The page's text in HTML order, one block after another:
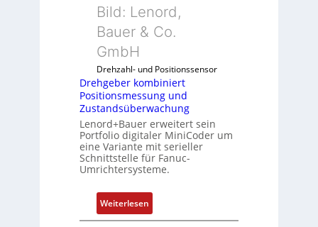
o
m
n
i
e
r
t
P
o
t
Bild: Lenord,
Bauer & Co.
GmbH
Drehzahl- und Positionssensor
Drehgeber kombiniert
Positionsmessung und
Zustandsüberwachung
Lenord+Bauer erweitert sein
Portfolio digitaler MiniCoder um
eine Variante mit serieller
Schnittstelle für Fanuc-
Umrichtersysteme.
Weiterlesen:
D